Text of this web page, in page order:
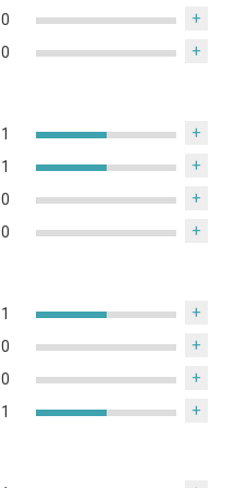
0 +
0 +
1 +
1 +
0 +
0 +
1 +
0 +
0 +
1 +